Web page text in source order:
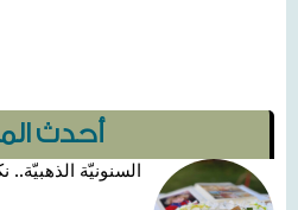
أحدث
السنونيّة الذهبيّة..